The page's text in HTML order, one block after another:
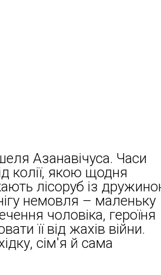
Азанавічуса. Часи
колії, якою щодня
лісоруб із
немовля – маленьку
чоловіка, героїня
її від жахів війни.
сім'я й сама